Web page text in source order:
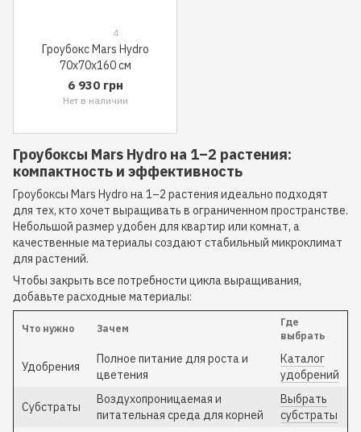
4
Гроубокс Mars Hydro
70x70x160 см
6 930 грн
Нет в наличии
Гроубоксы Mars Hydro на 1–2 растения:
компактность и эффективность
Гроубоксы Mars Hydro на 1–2 растения идеально подходят
для тех, кто хочет выращивать в ограниченном пространстве.
Небольшой размер удобен для квартир или комнат, а
качественные материалы создают стабильный микроклимат
для растений.
Чтобы закрыть все потребности цикла выращивания,
добавьте расходные материалы:
Что нужно Зачем
Где
выбрать
Удобрения
Полное питание для роста и
цветения
Каталог
удобрений
Субстраты
Воздухопроницаемая и
питательная среда для корней
Выбрать
субстраты